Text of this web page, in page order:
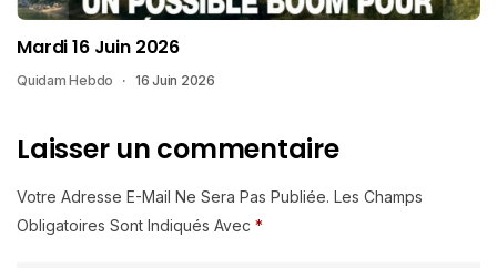
Mardi 16 Juin 2026
Quidam Hebdo 16 Juin 2026
Laisser un commentaire
Votre Adresse E-Mail Ne Sera Pas Publiée. Les Champs
Obligatoires Sont Indiqués Avec *